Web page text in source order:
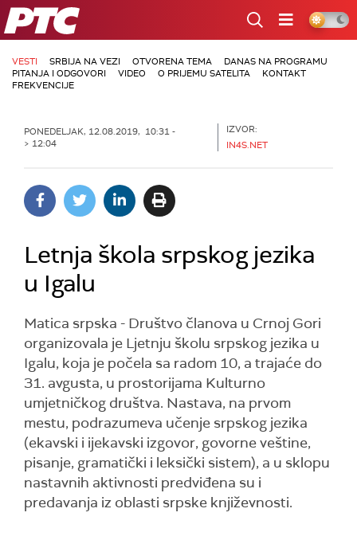
RTS
VESTI SRBIJA NA VEZI OTVORENA TEMA
DANAS NA PROGRAMU
PITANJA I ODGOVORI
VIDEO O PRIJEMU SATELITA
KONTAKT
FREKVENCIJE
PONEDELJAK, 12.08.2019, 10:31 -
> 12:04
IZVOR:
IN4S.NET
Letnja škola srpskog jezika
u Igalu
Matica srpska - Društvo članova u Crnoj Gori
organizovala je Ljetnju školu srpskog jezika u
Igalu, koja je počela sa radom 10, a trajaće do
31. avgusta, u prostorijama Kulturno
umjetničkog društva. Nastava, na prvom
mestu, podrazumeva učenje srpskog jezika
(ekavski i ijekavski izgovor, govorne veštine,
pisanje, gramatički i leksički sistem), a u sklopu
nastavnih aktivnosti predviđena su i
predavanja iz oblasti srpske književnosti.